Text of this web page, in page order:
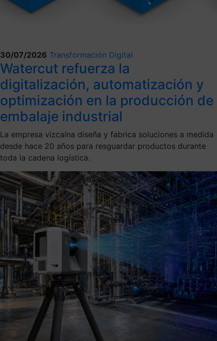
30/07/2026 Transformación Digital
Watercut refuerza la
digitalización, automatización y
optimización en la producción de
embalaje industrial
La empresa vizcaína diseña y fabrica soluciones a medida
desde hace 20 años para resguardar productos durante
toda la cadena logística.